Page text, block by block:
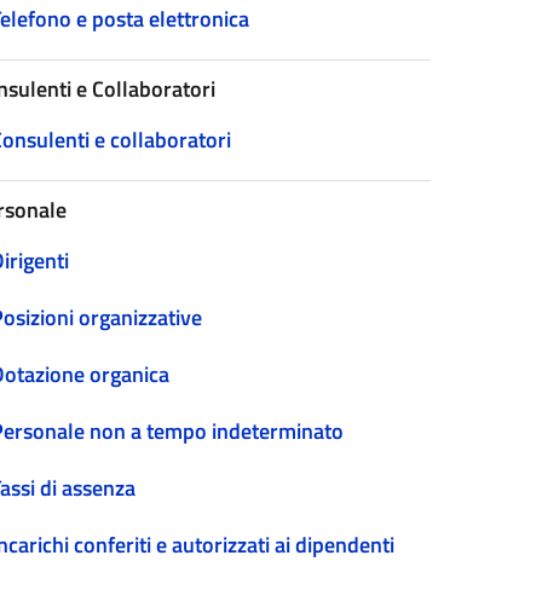
e posta elettronica
e Collaboratori
e collaboratori
organizzative
organica
non a tempo indeterminato
di assenza
conferiti e autorizzati ai dipendenti